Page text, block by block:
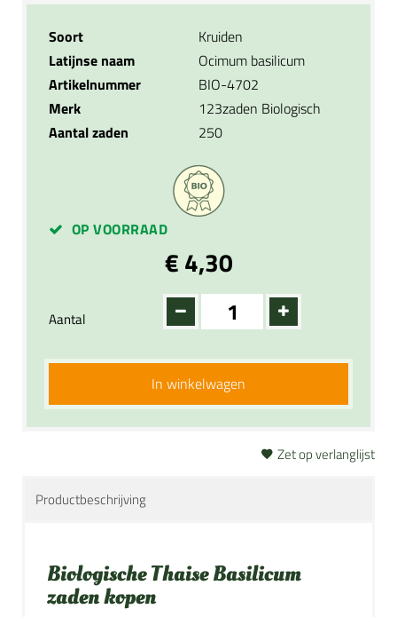
Soort
Kruiden
Latijnse naam
Ocimum basilicum
Artikelnummer
BIO-4702
Merk
123zaden Biologisch
Aantal zaden
250
OP VOORRAAD
€ 4,30
Aantal
In winkelwagen
Zet op verlanglijst
Productbeschrijving
Biologische Thaise Basilicum
zaden kopen